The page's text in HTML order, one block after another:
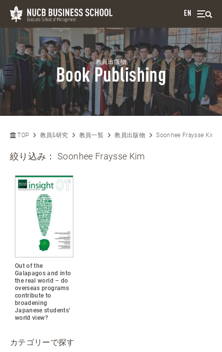
EN
教員出版物
Book Publishing
TOP 教員&研究 教員一覧 教員出版物 Soonhee Fraysse Kim
絞り込み：Soonhee Fraysse Kim
Out of the
Galapagos and into
the real world – do
overseas programs
contribute to
broadening
Japanese students’
world view?
カテゴリーで探す